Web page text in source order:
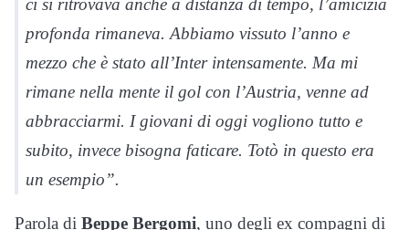
profonda rimaneva. Abbiamo vissuto l’anno e
mezzo che è stato all’Inter intensamente. Ma mi
rimane nella mente il gol con l’Austria, venne ad
abbracciarmi. I giovani di oggi vogliono tutto e
subito, invece bisogna faticare. Totò in questo era
un esempio”.
Parola di Beppe Bergomi, uno degli ex compagni di